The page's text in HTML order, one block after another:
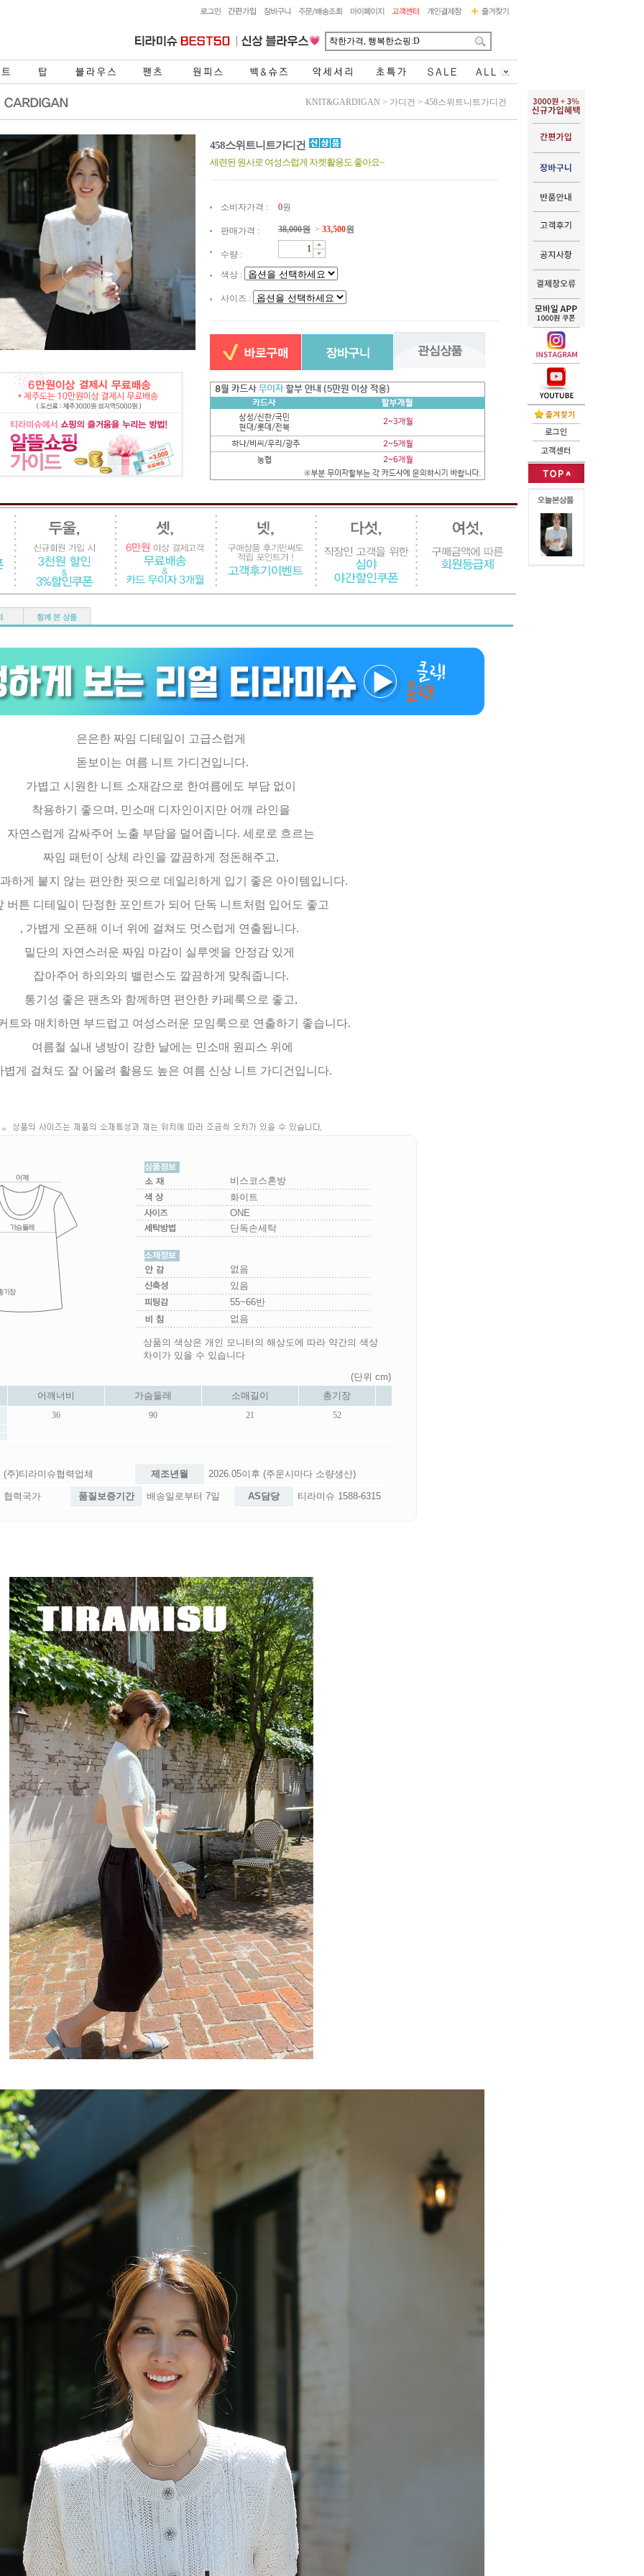
KNIT&GARDIGAN > 가디건 > 458스위트니트가디건
458스위트니트가디건
세련된 원사로 여성스럽게 자켓활용도 좋아요~
소비자가격 : 0원
판매가격 : 38,000원 > 33,500원
수량 :
색상 :
사이즈 :
은은한 짜임 디테일이 고급스럽게
돋보이는 여름 니트 가디건입니다.
가볍고 시원한 니트 소재감으로 한여름에도 부담 없이
착용하기 좋으며, 민소매 디자인이지만 어깨 라인을
자연스럽게 감싸주어 노출 부담을 덜어줍니다. 세로로 흐르는
짜임 패턴이 상체 라인을 깔끔하게 정돈해주고,
하게 붙지 않는 편안한 핏으로 데일리하게 입기 좋은 아이템입니다.
버튼 디테일이 단정한 포인트가 되어 단독 니트처럼 입어도 좋고
, 가볍게 오픈해 이너 위에 걸쳐도 멋스럽게 연출됩니다.
밑단의 자연스러운 짜임 마감이 실루엣을 안정감 있게
잡아주어 하의와의 밸런스도 깔끔하게 맞춰줍니다.
통기성 좋은 팬츠와 함께하면 편안한 카페룩으로 좋고,
트와 매치하면 부드럽고 여성스러운 모임룩으로 연출하기 좋습니다.
여름철 실내 냉방이 강한 날에는 민소매 원피스 위에
게 걸쳐도 잘 어울려 활용도 높은 여름 신상 니트 가디건입니다.
비스코스혼방
화이트
ONE
단독손세탁
없음
있음
55~66반
없음
상품의 색상은 개인 모니터의 해상도에 따라 약간의 색상
차이가 있을 수 있습니다
(단위 cm)
어깨너비
가슴둘레 소매길이 총기장
36 90 21 52
(주)티라미슈협력업체 제조년월 2026.05이후 (주문시마다 소량생산)
협력국가 품질보증기간 배송일로부터 7일 AS담당 티라미슈 1588-6315